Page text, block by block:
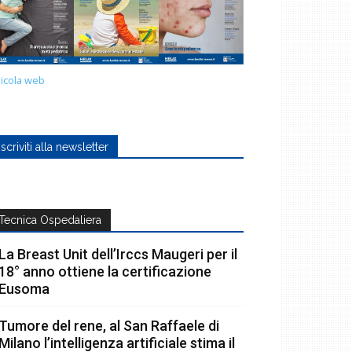
web
alla newsletter
Ospedaliera
Breast Unit dell’Irccs Maugeri per il
anno ottiene la certificazione
del rene, al San Raffaele di
l’intelligenza artificiale stima il